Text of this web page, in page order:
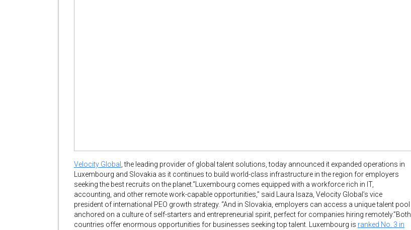
Velocity Global , the leading provider of global talent solutions, today announced it expanded operations in
Luxembourg and Slovakia as it continues to build world-class infrastructure in the region for employers
seeking the best recruits on the planet.“Luxembourg comes equipped with a workforce rich in IT,
accounting, and other remote work-capable opportunities,” said Laura Isaza, Velocity Global’s vice
president of international PEO growth strategy. “And in Slovakia, employers can access a unique talent pool
anchored on a culture of self-starters and entrepreneurial spirit, perfect for companies hiring remotely.”Both
countries offer enormous opportunities for businesses seeking top talent. Luxembourg is ranked No. 3 in